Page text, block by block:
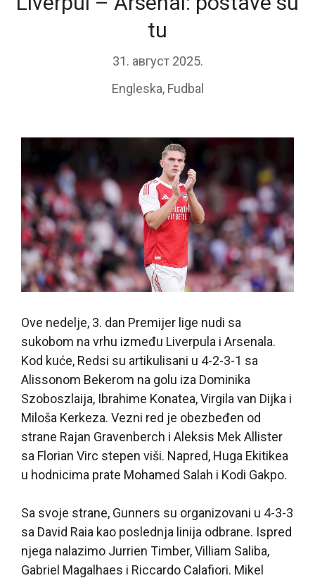
tu
31. август 2025.
Engleska, Fudbal
Ove nedelje, 3. dan Premijer lige nudi sa
sukobom na vrhu između Liverpula i Arsenala.
Kod kuće, Redsi su artikulisani u 4-2-3-1 sa
Alissonom Bekerom na golu iza Dominika
Szoboszlaija, Ibrahime Konatea, Virgila van Dijka i
Miloša Kerkeza. Vezni red je obezbeđen od
strane Rajan Gravenberch i Aleksis Mek Allister
sa Florian Virc stepen viši. Napred, Huga Ekitikea
u hodnicima prate Mohamed Salah i Kodi Gakpo.
Sa svoje strane, Gunners su organizovani u 4-3-3
sa David Raia kao poslednja linija odbrane. Ispred
njega nalazimo Jurrien Timber, Villiam Saliba,
Gabriel Magalhaes i Riccardo Calafiori. Mikel